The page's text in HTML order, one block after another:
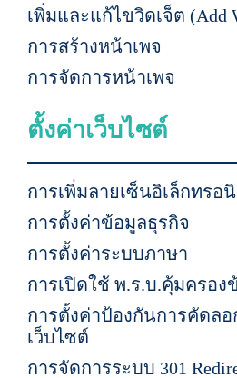
เพิ่มและแก้ไขวิดเจ็ต (Add
การสร้างหน้าเพจ
การจัดการหน้าเพจ
ตั้งค่าเว็บไซต์
การเพิ่มลายเซ็นอิเล็กทรอ
การตั้งค่าข้อมูลธุรกิจ
การตั้งค่าระบบภาษา
การเปิดใช้ พ.ร.บ.คุ้มครอ
การตั้งค่าป้องกันการคัดล
เว็บไซต์
การจัดการระบบ 301